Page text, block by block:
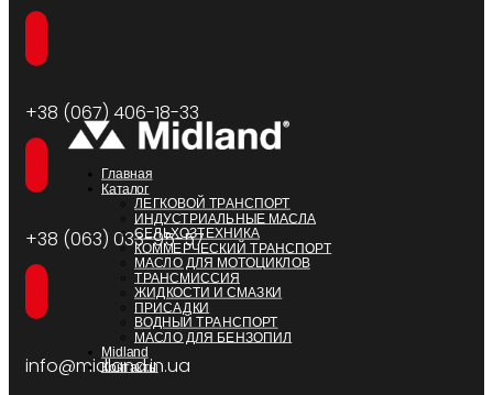
+38 (067) 406-18-33
+38 (063) 033-95-57
info@midland.in.ua
Главная
Каталог
ЛЕГКОВОЙ ТРАНСПОРТ
ИНДУСТРИАЛЬНЫЕ МАСЛА
СЕЛЬХОЗТЕХНИКА
КОММЕРЧЕСКИЙ ТРАНСПОРТ
МАСЛО ДЛЯ МОТОЦИКЛОВ
ТРАНСМИССИЯ
ЖИДКОСТИ И СМАЗКИ
ПРИСАДКИ
ВОДНЫЙ ТРАНСПОРТ
МАСЛО ДЛЯ БЕНЗОПИЛ
Midland
Контакты